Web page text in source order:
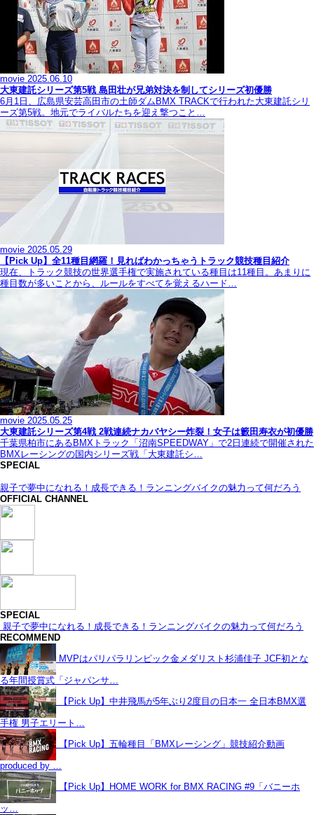
movie 2025.06.10
大東建託シリーズ第5戦 島田壮が兄弟対決を制してシリーズ初優勝
6月1日、広島県安芸高田市の土師ダムBMX TRACKで行われた大東建託シリ
ーズ第5戦。地元でライバルたちを迎え撃つこと…
movie 2025.05.29
【Pick Up】全11種目網羅！見ればわかっちゃうトラック競技種目紹介
現在、トラック競技の世界選手権で実施されている種目は11種目。あまりに
種目数が多いことから、ルールをすべてを覚えるハード…
movie 2025.05.25
大東建託シリーズ第4戦 2戦連続ナカバヤシー炸裂！女子は籔田寿衣が初優勝
千葉県柏市にあるBMXトラック「沼南SPEEDWAY」で2日連続で開催された
BMXレーシングの国内シリーズ戦「大東建託シ…
SPECIAL
親子で夢中になれる！成長できる！ランニングバイクの魅力って何だろう
OFFICIAL CHANNEL
SPECIAL
親子で夢中になれる！成長できる！ランニングバイクの魅力って何だろう
RECOMMEND
MVPはパリパラリンピック金メダリスト杉浦佳子 JCF初とな
る年間授賞式「ジャパンサ…
【Pick Up】中井飛馬が5年ぶり2度目の日本一 全日本BMX選
手権 男子エリート…
【Pick Up】五輪種目「BMXレーシング」競技紹介動画
produced by …
【Pick Up】HOME WORK for BMX RACING #9「バニーホ
ッ…